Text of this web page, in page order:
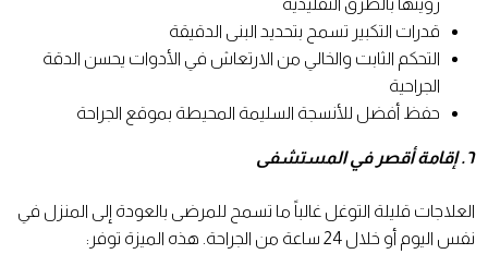
رؤيتها بالطرق التقليدية
قدرات التكبير تسمح بتحديد البنى الدقيقة
التحكم الثابت والخالي من الارتعاش في الأدوات يحسن الدقة
الجراحية
حفظ أفضل للأنسجة السليمة المحيطة بموقع الجراحة
٦. إقامة أقصر في المستشفى
العلاجات قليلة التوغل غالباً ما تسمح للمرضى بالعودة إلى المنزل في
نفس اليوم أو خلال 24 ساعة من الجراحة. هذه الميزة توفر: